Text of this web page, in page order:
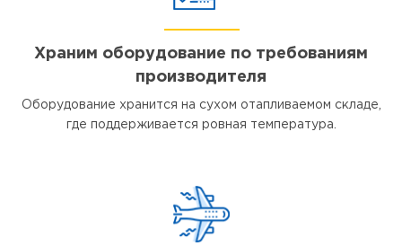
Храним оборудование по требованиям
производителя
Оборудование хранится на сухом отапливаемом складе,
где поддерживается ровная температура.